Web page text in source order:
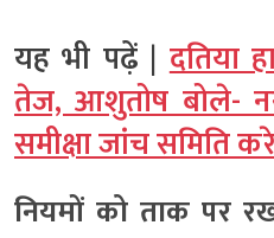
यह भी पढ़ें |दतिया
तेज, आशुतोष बोले-
समीक्षा जांच समिति
नियमों को ताक पर